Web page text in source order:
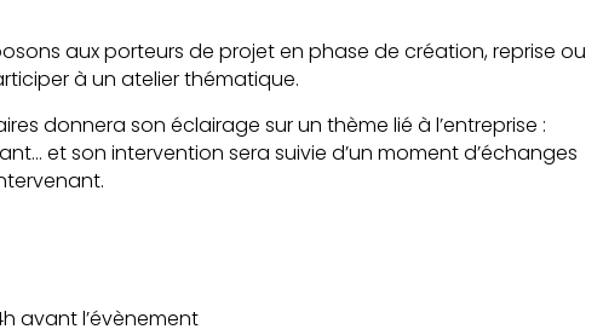
aux porteurs de projet en phase de création, reprise ou
à un atelier thématique.
donnera son éclairage sur un thème lié à l’entreprise :
et son intervention sera suivie d’un moment d’échanges
avant l’évènement